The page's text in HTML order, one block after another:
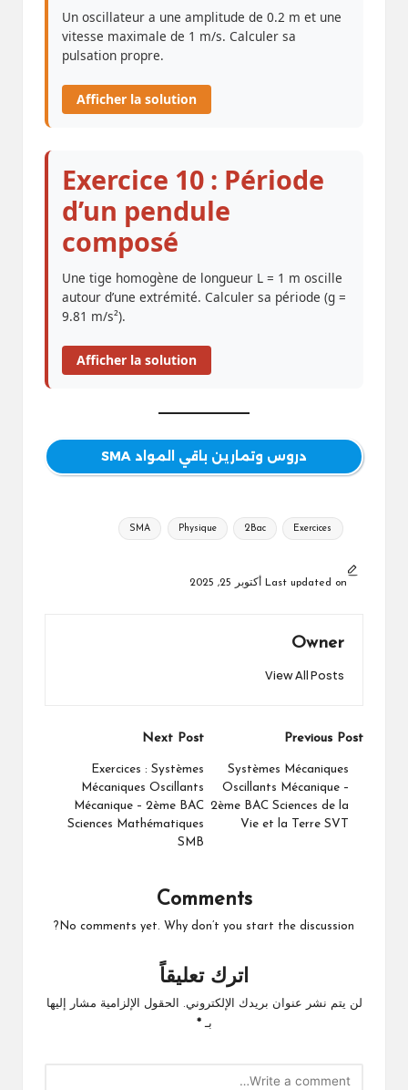
Un oscillateur a une amplitude de 0.2 m et une
vitesse maximale de 1 m/s. Calculer sa
pulsation propre.
Afficher la solution
Exercice 10 : Période
d’un pendule
composé
Une tige homogène de longueur L = 1 m oscille
autour d’une extrémité. Calculer sa période (g =
9.81 m/s²).
Afficher la solution
دروس وتمارين باقي المواد SMA
Tags:
SMA Physique 2Bac Exercices
Last updated on أكتوبر 25, 2025
Owner
View All Posts
Post
navigation
Previous Post
Systèmes Mécaniques
Oscillants Mécanique –
2ème BAC Sciences de la
Vie et la Terre SVT
Next Post
Exercices : Systèmes
Mécaniques Oscillants
Mécanique – 2ème BAC
Sciences Mathématiques
SMB
Comments
No comments yet. Why don’t you start the discussion?
اترك تعليقاً
لن يتم نشر عنوان بريدك الإلكتروني.
الحقول الإلزامية مشار إليها
بـ*